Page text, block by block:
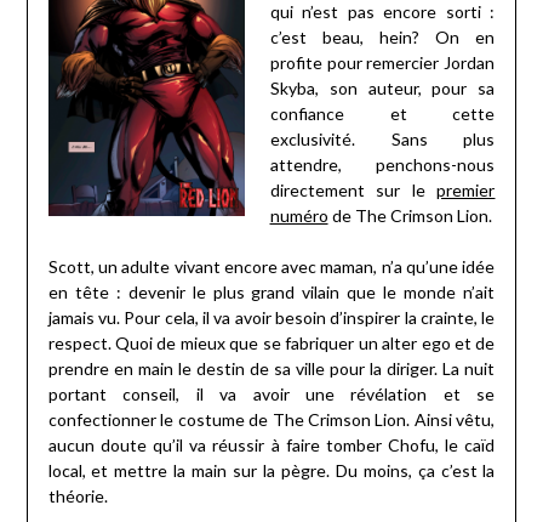
qui n’est pas encore sorti :
c’est beau, hein? On en
profite pour remercier Jordan
Skyba, son auteur, pour sa
confiance et cette
exclusivité. Sans plus
attendre, penchons-nous
directement sur lepremier
numéro de The Crimson Lion.
Scott, un adulte vivant encore avec maman, n’a qu’une idée
en tête : devenir le plus grand vilain que le monde n’ait
jamais vu. Pour cela, il va avoir besoin d’inspirer la crainte, le
respect. Quoi de mieux que se fabriquer un alter ego et de
prendre en main le destin de sa ville pour la diriger. La nuit
portant conseil, il va avoir une révélation et se
confectionner le costume de The Crimson Lion. Ainsi vêtu,
aucun doute qu’il va réussir à faire tomber Chofu, le caïd
local, et mettre la main sur la pègre. Du moins, ça c’est la
théorie.